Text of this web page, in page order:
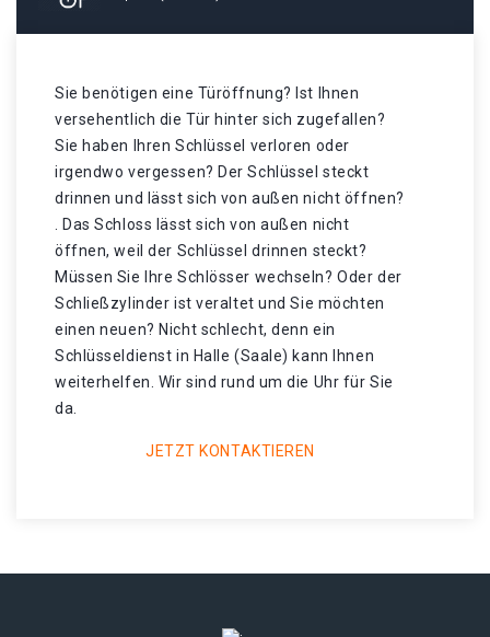
Sie benötigen eine Türöffnung? Ist Ihnen
versehentlich die Tür hinter sich zugefallen?
Sie haben Ihren Schlüssel verloren oder
irgendwo vergessen? Der Schlüssel steckt
drinnen und lässt sich von außen nicht öffnen?
. Das Schloss lässt sich von außen nicht
öffnen, weil der Schlüssel drinnen steckt?
Müssen Sie Ihre Schlösser wechseln? Oder der
Schließzylinder ist veraltet und Sie möchten
einen neuen? Nicht schlecht, denn ein
Schlüsseldienst in Halle (Saale) kann Ihnen
weiterhelfen. Wir sind rund um die Uhr für Sie
da.
JETZT KONTAKTIEREN